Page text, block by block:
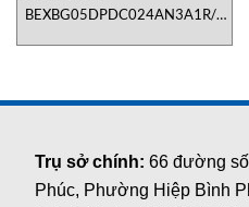
BEXBG05DPDC024AN3A1R/R
Việt Nam
Trụ sở chính:66 đường
Phúc, Phường Hiệp Bình